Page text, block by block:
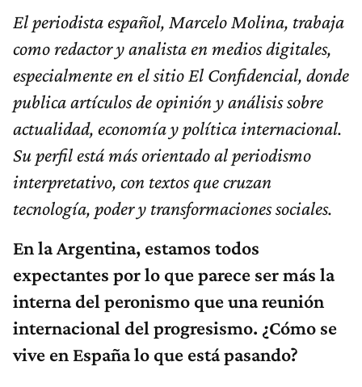
El periodista español, Marcelo Molina, trabaja
como redactor y analista en medios digitales,
especialmente en el sitio El Confidencial, donde
publica artículos de opinión y análisis sobre
actualidad, economía y política internacional.
Su perfil está más orientado al periodismo
interpretativo, con textos que cruzan
tecnología, poder y transformaciones sociales.
En la Argentina, estamos todos
expectantes por lo que parece ser más la
interna del peronismo que una reunión
internacional del progresismo. ¿Cómo se
vive en España lo que está pasando?